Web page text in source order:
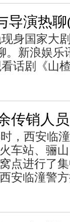
导演热
身国家大
。新浪娱乐
话剧《山
传销人
，西安临
车站、骊
点进行了
临潼警方